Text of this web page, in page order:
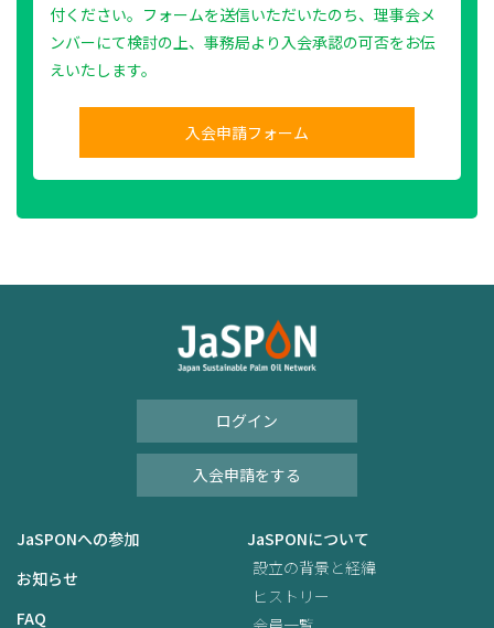
付ください。フォームを送信いただいたのち、理事会メ
ンバーにて検討の上、事務局より入会承認の可否をお伝
えいたします。
入会申請フォーム
ログイン
入会申請をする
JaSPONへの参加
お知らせ
FAQ
JaSPONについて
設立の背景と経緯
ヒストリー